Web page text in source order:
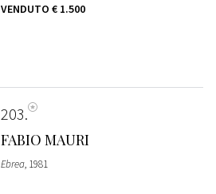
VENDUTO € 1.500
203
FABIO MAURI
Ebrea, 1981